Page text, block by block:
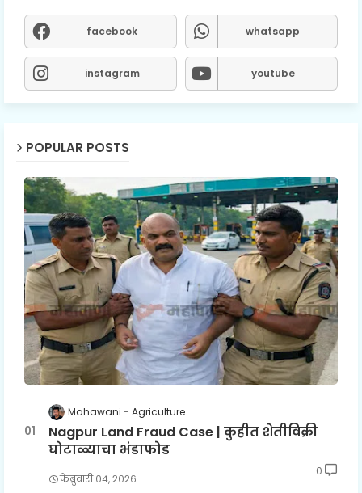
facebook whatsapp
instagram youtube
POPULAR POSTS
Mahawani Agriculture
Nagpur Land Fraud Case | कुहीत शेतीविक्री
घोटाळ्याचा भंडाफोड
फेब्रुवारी ०४, २०२६
0